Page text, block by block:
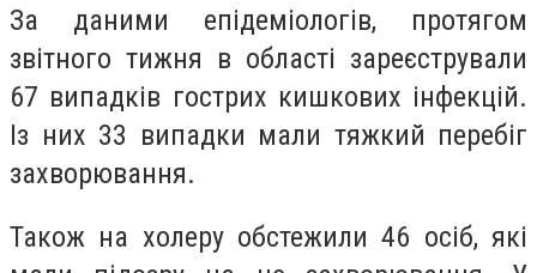
За даними епідеміологів, протягом
звітного тижня в області зареєстрували
67 випадків гострих кишкових інфекцій.
Із них 33 випадки мали тяжкий перебіг
захворювання.
Також на холеру обстежили 46 осіб, які